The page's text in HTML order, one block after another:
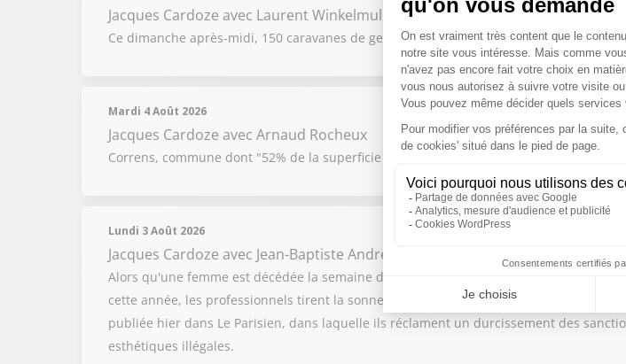
Jacques Cardoze avec Laurent Winkelmuller
Ce dimanche après-midi, 150 caravanes de gens du voyage se sont installées sur le
Mardi 4 Août 2026
Jacques Cardoze avec Arnaud Rocheux
Correns, commune dont "52% de la superficie a brûlé", est la plus touchée par les
Lundi 3 Août 2026
Jacques Cardoze avec Jean-Baptiste Andreoletti
Alors qu'une femme est décédée la semaine dernière à Nice à la suite d'une
cette année, les professionnels tirent la sonnette d'alarme. Près de 5 000 médecins
publiée hier dans Le Parisien, dans laquelle ils réclament un durcissement des
esthétiques illégales.